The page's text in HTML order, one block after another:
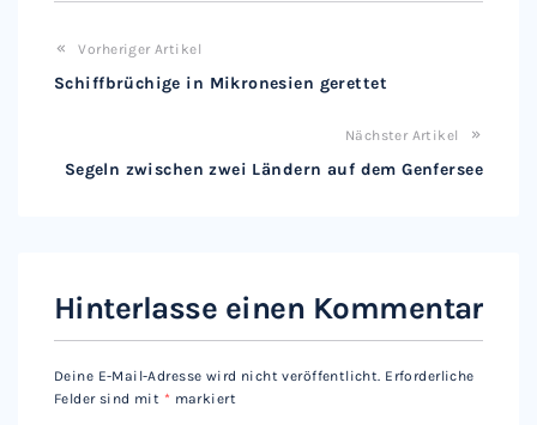
Vorheriger Artikel
Schiffbrüchige in Mikronesien gerettet
Nächster Artikel
Segeln zwischen zwei Ländern auf dem Genfersee
Hinterlasse einen Kommentar
Deine E-Mail-Adresse wird nicht veröffentlicht. Erforderliche
Felder sind mit * markiert